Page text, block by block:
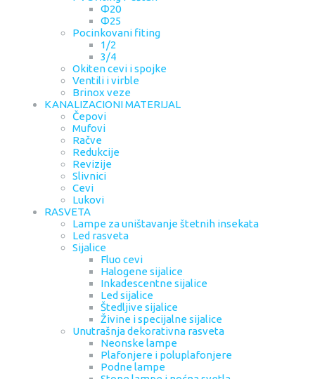
Φ20
Φ25
Pocinkovani fiting
1/2
3/4
Okiten cevi i spojke
Ventili i virble
Brinox veze
KANALIZACIONI MATERIJAL
Čepovi
Mufovi
Račve
Redukcije
Revizije
Slivnici
Cevi
Lukovi
RASVETA
Lampe za uništavanje štetnih insekata
Led rasveta
Sijalice
Fluo cevi
Halogene sijalice
Inkadescentne sijalice
Led sijalice
Štedljive sijalice
Živine i specijalne sijalice
Unutrašnja dekorativna rasveta
Neonske lampe
Plafonjere i poluplafonjere
Podne lampe